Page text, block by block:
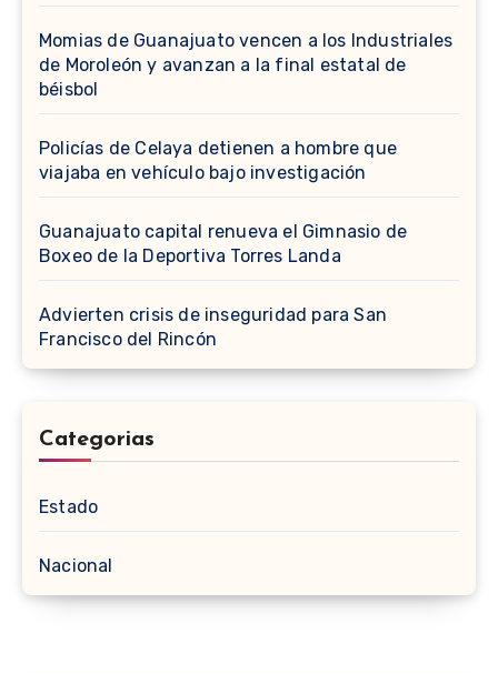
Momias de Guanajuato vencen a los Industriales
de Moroleón y avanzan a la final estatal de
béisbol
Policías de Celaya detienen a hombre que
viajaba en vehículo bajo investigación
Guanajuato capital renueva el Gimnasio de
Boxeo de la Deportiva Torres Landa
Advierten crisis de inseguridad para San
Francisco del Rincón
Categorias
Estado
Nacional